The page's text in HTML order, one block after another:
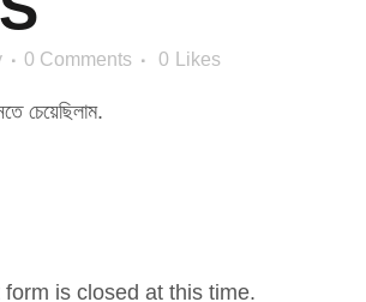
0 Comments 0 Likes
চেয়েছিলাম.
is closed at this time.